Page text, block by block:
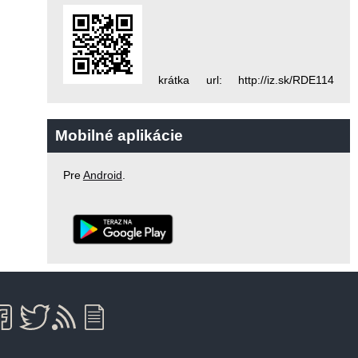
krátka url: http://iz.sk/RDE114
Mobilné aplikácie
PreAndroid